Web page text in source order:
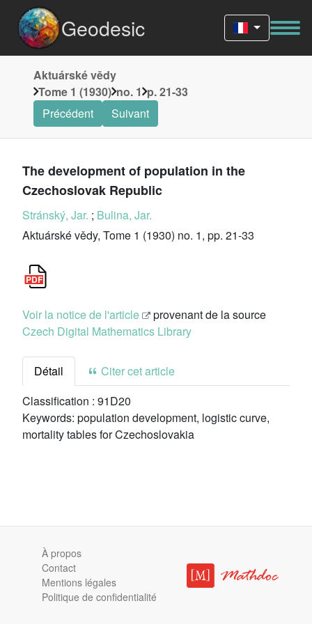
Geodesic
Aktuárské vědy
Tome 1 (1930) no. 1 p. 21-33
Précédent
Suivant
The development of population in the
Czechoslovak Republic
Stránský, Jar. ; Bulina, Jar.
Aktuárské vědy, Tome 1 (1930) no. 1, pp. 21-33
Voir la notice de l'article
provenant de la source
Czech Digital Mathematics Library
Détail
Citer cet article
Classification : 91D20
Keywords: population development, logistic curve,
mortality tables for Czechoslovakia
À propos
Contact
Mentions légales
Politique de confidentialité